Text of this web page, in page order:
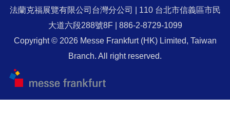
法蘭克福展覽有限公司台灣分公司 | 110 台北市信義區市民
大道六段288號8F | 886-2-8729-1099
Copyright © 2026 Messe Frankfurt (HK) Limited, Taiwan
Branch. All right reserved.